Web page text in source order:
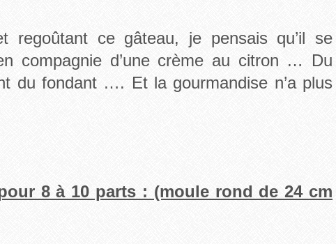
regoûtant ce gâteau, je pensais qu’il se
compagnie d’une crème au citron … Du
du fondant …. Et la gourmandise n’a plus
8 à 10 parts : (moule rond de 24 cm